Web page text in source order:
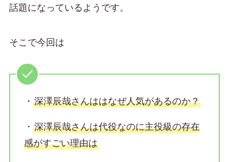
話題になっているようです。
そこで今回は
・ 深澤辰哉さんははなぜ人気があるのか？
・ 深澤辰哉さんは代役なのに主役級の存在
感がすごい理由は